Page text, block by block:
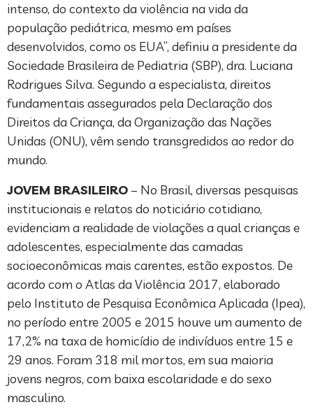
intenso, do contexto da violência na vida da
população pediátrica, mesmo em países
desenvolvidos, como os EUA”, definiu a presidente da
Sociedade Brasileira de Pediatria (SBP), dra. Luciana
Rodrigues Silva. Segundo a especialista, direitos
fundamentais assegurados pela Declaração dos
Direitos da Criança, da Organização das Nações
Unidas (ONU), vêm sendo transgredidos ao redor do
mundo.
JOVEM BRASILEIRO – No Brasil, diversas pesquisas
institucionais e relatos do noticiário cotidiano,
evidenciam a realidade de violações a qual crianças e
adolescentes, especialmente das camadas
socioeconômicas mais carentes, estão expostos. De
acordo com o Atlas da Violência 2017, elaborado
pelo Instituto de Pesquisa Econômica Aplicada (Ipea),
no período entre 2005 e 2015 houve um aumento de
17,2% na taxa de homicídio de indivíduos entre 15 e
29 anos. Foram 318 mil mortos, em sua maioria
jovens negros, com baixa escolaridade e do sexo
masculino.